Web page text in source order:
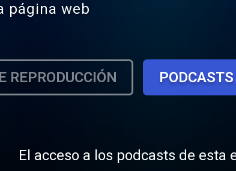
página web
REPRODUCCIÓN PODCASTS
El acceso a los podcasts de